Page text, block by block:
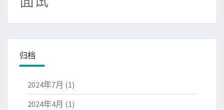
归档
2024年7月 (1)
2024年4月 (1)